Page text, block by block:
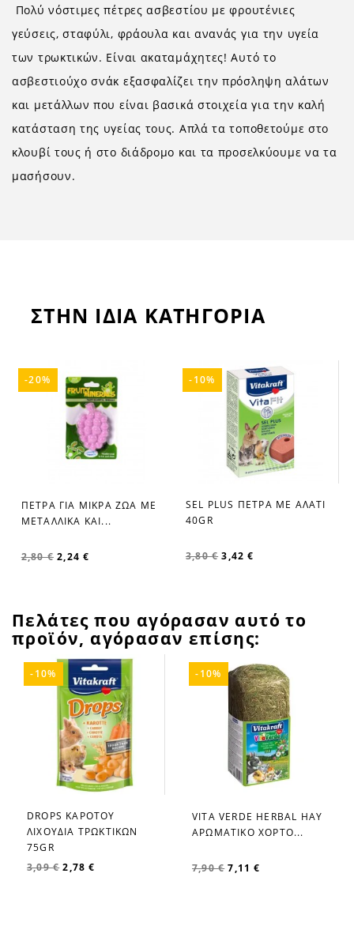
Πολύ νόστιμες πέτρες ασβεστίου με φρουτένιες
γεύσεις, σταφύλι, φράουλα και ανανάς για την υγεία
των τρωκτικών. Είναι ακαταμάχητες! Αυτό το
ασβεστιούχο σνάκ εξασφαλίζει την πρόσληψη αλάτων
και μετάλλων που είναι βασικά στοιχεία για την καλή
κατάσταση της υγείας τους. Απλά τα τοποθετούμε στο
κλουβί τους ή στο διάδρομο και τα προσελκύουμε να τα
μασήσουν.
ΣΤΗΝ ΙΔΙΑ ΚΑΤΗΓΟΡΙΑ
favorite_border
ΠΕΤΡΑ ΓΙΑ ΜΙΚΡΑ ΖΩΑ ΜΕ
ΜΕΤΑΛΛΙΚΑ ΚΑΙ...
2,80 € 2,24 €
-20%
favorite_border
SEL PLUS ΠΕΤΡΑ ΜΕ ΑΛΑΤΙ
40GR
3,80 € 3,42 €
-10%
Πελάτες που αγόρασαν αυτό το
προϊόν, αγόρασαν επίσης:
favorite_border
DROPS ΚΑΡΟΤΟΥ
ΛΙΧΟΥΔΙΑ ΤΡΩΚΤΙΚΩΝ
75GR
3,09 € 2,78 €
-10%
favorite_border
VITA VERDE HERBAL HAY
ΑΡΩΜΑΤΙΚΟ ΧΟΡΤΟ...
7,90 € 7,11 €
-10%